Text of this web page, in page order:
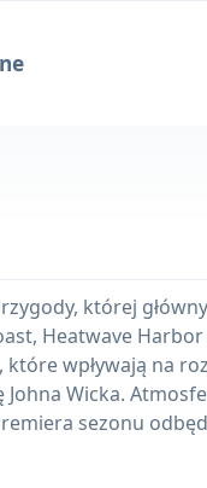
której
Heatwave
wpływają na
Wicka.
sezonu